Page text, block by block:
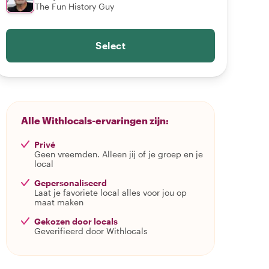
The Fun History Guy
Select
Alle Withlocals-ervaringen zijn:
Privé
Geen vreemden. Alleen jij of je groep en je
local
Gepersonaliseerd
Laat je favoriete local alles voor jou op
maat maken
Gekozen door locals
Geverifieerd door Withlocals